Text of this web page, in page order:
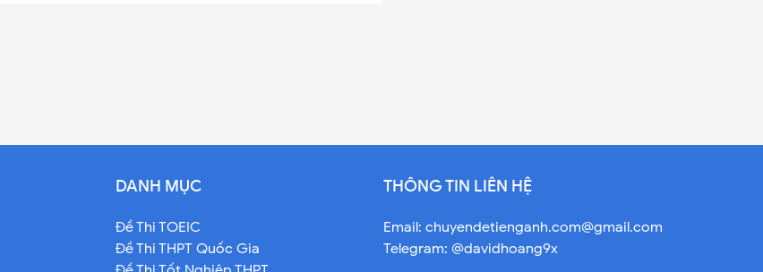
DANH MỤC
Đề Thi TOEIC
Đề Thi THPT Quốc Gia
THÔNG TIN LIÊN HỆ
Email: chuyendetienganh.com@gmail.com
Telegram: @davidhoang9x